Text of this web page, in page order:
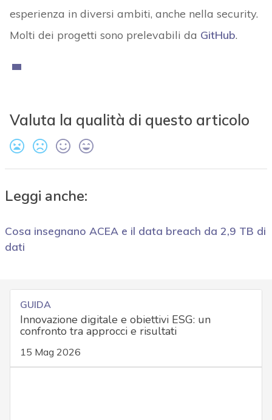
esperienza in diversi ambiti, anche nella security.
Molti dei progetti sono prelevabili da GitHub.
Valuta la qualità di questo articolo
Leggi anche:
Cosa insegnano ACEA e il data breach da 2,9 TB di
dati
GUIDA
Innovazione digitale e obiettivi ESG: un
confronto tra approcci e risultati
15 Mag 2026